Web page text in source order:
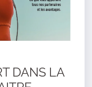
DANS LA